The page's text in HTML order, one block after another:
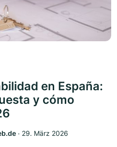
en España:
y cómo
‧ 29. März 2026